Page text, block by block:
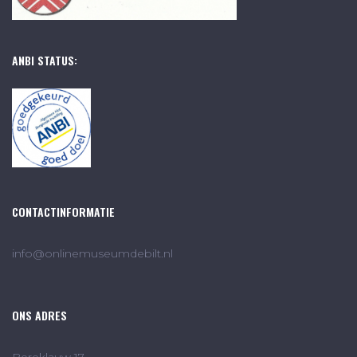
ANBI STATUS:
CONTACTINFORMATIE
info@onlinemuseumdebilt.nl
ONS ADRES